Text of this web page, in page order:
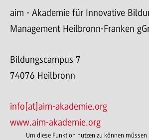
aim - Akademie für Innovative
Management Heilbronn-Franken
Bildungscampus 7
74076 Heilbronn
info[at]aim-akademie.org
www.aim-akademie.org
Um diese Funktion nutzen zu können müssen